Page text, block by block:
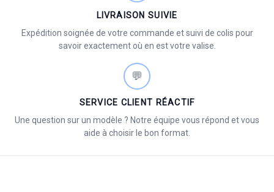
LIVRAISON SUIVIE
Expédition soignée de votre commande et suivi de colis pour
savoir exactement où en est votre valise.
💬
SERVICE CLIENT RÉACTIF
Une question sur un modèle ? Notre équipe vous répond et vous
aide à choisir le bon format.